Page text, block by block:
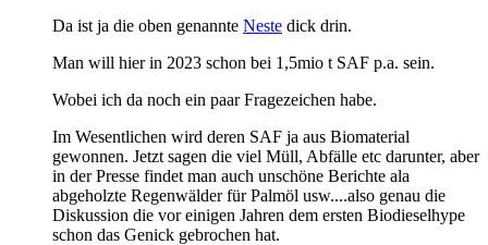
Da ist ja die oben genannte Neste dick drin.
Man will hier in 2023 schon bei 1,5mio t SAF p.a. sein.
Wobei ich da noch ein paar Fragezeichen habe.
Im Wesentlichen wird deren SAF ja aus Biomaterial
gewonnen. Jetzt sagen die viel Müll, Abfälle etc darunter, aber
in der Presse findet man auch unschöne Berichte ala
abgeholzte Regenwälder für Palmöl usw....also genau die
Diskussion die vor einigen Jahren dem ersten Biodieselhype
schon das Genick gebrochen hat.